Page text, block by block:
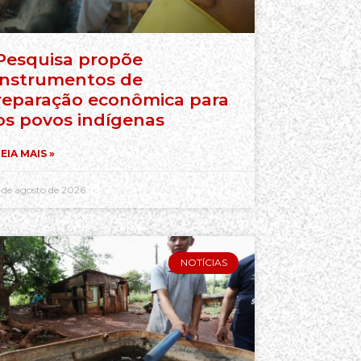
propõe
de
econômica para
povos indígenas
MAIS »
de agosto de 2026
NOTÍCIAS